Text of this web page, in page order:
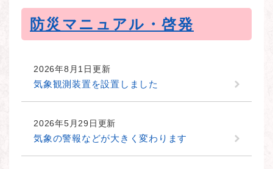
防災マニュアル・啓発
2026年8月1日更新
気象観測装置を設置しました
2026年5月29日更新
気象の警報などが大きく変わります